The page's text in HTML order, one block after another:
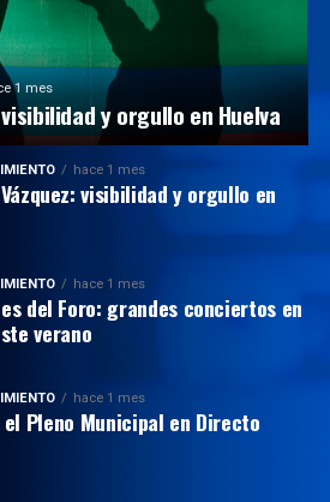
1 mes
visibilidad y orgullo en Huelva
hace 1 mes
visibilidad y orgullo en
hace 1 mes
del Foro: grandes conciertos en
verano
hace 1 mes
Pleno Municipal en Directo